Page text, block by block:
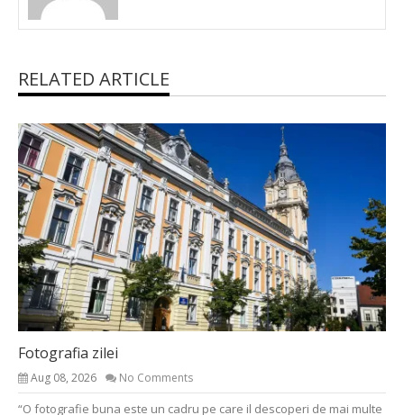
RELATED ARTICLE
Fotografia zilei
Aug 08, 2026 No Comments
“O fotografie buna este un cadru pe care il descoperi de mai multe